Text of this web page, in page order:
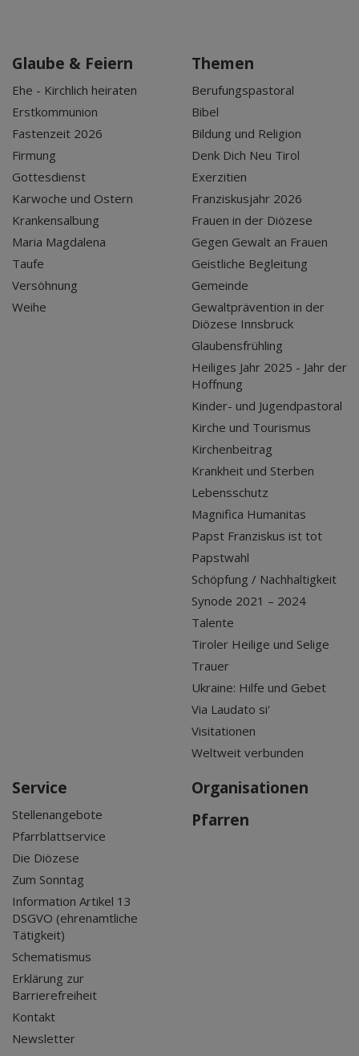
Glaube & Feiern
Ehe - Kirchlich heiraten
Erstkommunion
Fastenzeit 2026
Firmung
Gottesdienst
Karwoche und Ostern
Krankensalbung
Maria Magdalena
Taufe
Versöhnung
Weihe
Themen
Berufungspastoral
Bibel
Bildung und Religion
Denk Dich Neu Tirol
Exerzitien
Franziskusjahr 2026
Frauen in der Diözese
Gegen Gewalt an Frauen
Geistliche Begleitung
Gemeinde
Gewaltprävention in der
Diözese Innsbruck
Glaubensfrühling
Heiliges Jahr 2025 - Jahr der
Hoffnung
Kinder- und Jugendpastoral
Kirche und Tourismus
Kirchenbeitrag
Krankheit und Sterben
Lebensschutz
Magnifica Humanitas
Papst Franziskus ist tot
Papstwahl
Schöpfung / Nachhaltigkeit
Synode 2021 – 2024
Talente
Tiroler Heilige und Selige
Trauer
Ukraine: Hilfe und Gebet
Via Laudato si'
Visitationen
Weltweit verbunden
Service
Stellenangebote
Pfarrblattservice
Die Diözese
Zum Sonntag
Information Artikel 13
DSGVO (ehrenamtliche
Tätigkeit)
Schematismus
Erklärung zur
Barrierefreiheit
Kontakt
Newsletter
Organisationen
Pfarren